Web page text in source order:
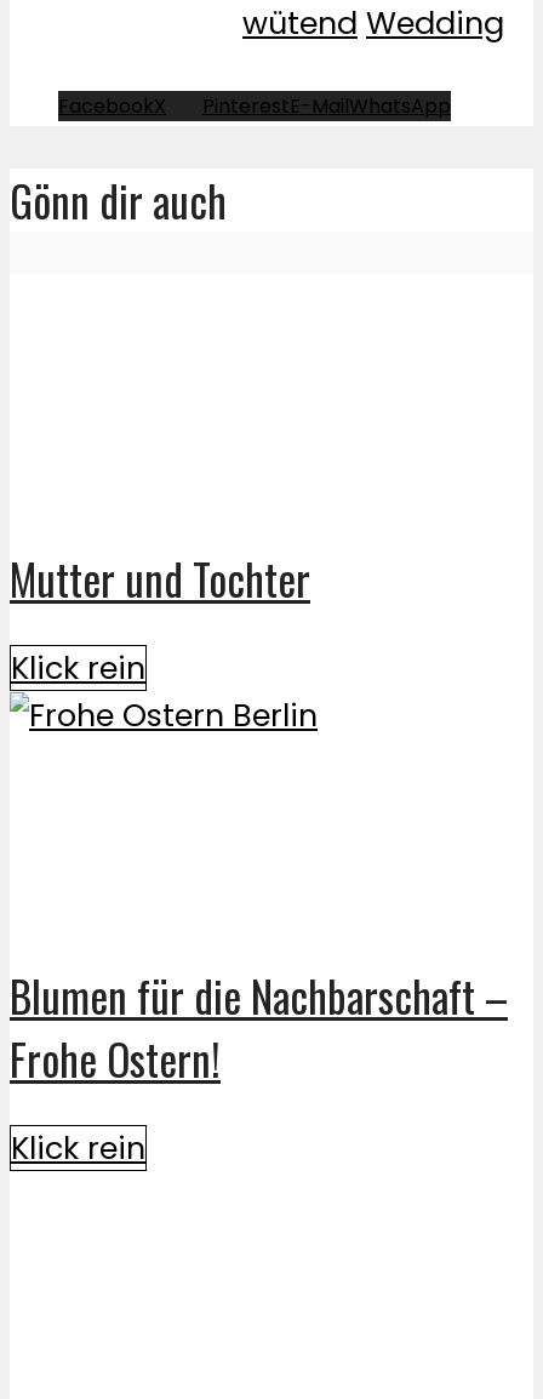
wütend Wedding
FacebookX PinterestE-MailWhatsApp
Gönn dir auch
Mutter und Tochter
Klick rein
Blumen für die Nachbarschaft –
Frohe Ostern!
Klick rein